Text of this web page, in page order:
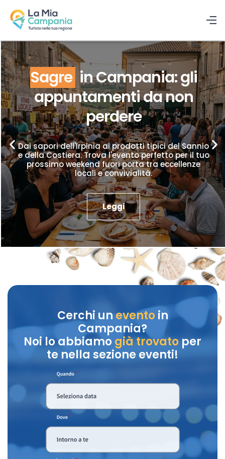
Sagre in Campania: gli
appuntamenti da non
perdere
Dai sapori dell'Irpinia ai prodotti tipici del Sannio
e della Costiera. Trova l'evento perfetto per il tuo
prossimo weekend fuori porta tra eccellenze
locali e convivialità.
Leggi
Cerchi unevento in
Campania?
Noi lo abbiamo già trovatoper
te nella sezione eventi!